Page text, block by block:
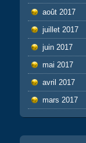
août 2017
juillet 2017
juin 2017
mai 2017
avril 2017
mars 2017